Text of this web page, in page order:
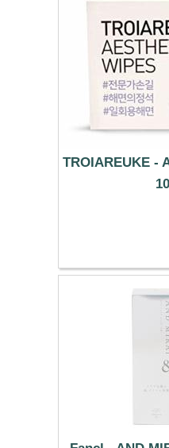
TROIAREUKE -